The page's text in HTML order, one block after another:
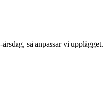
så anpassar vi upplägget.